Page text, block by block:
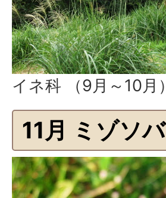
イネ科 （9月～10月）
11月 ミゾソバ